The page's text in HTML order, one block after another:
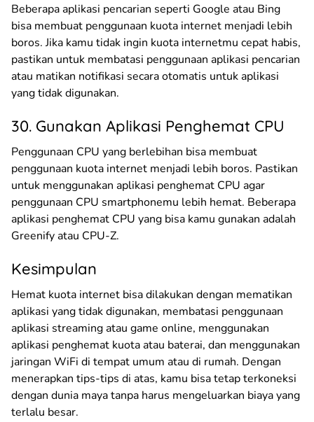
Beberapa aplikasi pencarian seperti Google atau Bing
bisa membuat penggunaan kuota internet menjadi lebih
boros. Jika kamu tidak ingin kuota internetmu cepat habis,
pastikan untuk membatasi penggunaan aplikasi pencarian
atau matikan notifikasi secara otomatis untuk aplikasi
yang tidak digunakan.
30. Gunakan Aplikasi Penghemat CPU
Penggunaan CPU yang berlebihan bisa membuat
penggunaan kuota internet menjadi lebih boros. Pastikan
untuk menggunakan aplikasi penghemat CPU agar
penggunaan CPU smartphonemu lebih hemat. Beberapa
aplikasi penghemat CPU yang bisa kamu gunakan adalah
Greenify atau CPU-Z.
Kesimpulan
Hemat kuota internet bisa dilakukan dengan mematikan
aplikasi yang tidak digunakan, membatasi penggunaan
aplikasi streaming atau game online, menggunakan
aplikasi penghemat kuota atau baterai, dan menggunakan
jaringan WiFi di tempat umum atau di rumah. Dengan
menerapkan tips-tips di atas, kamu bisa tetap terkoneksi
dengan dunia maya tanpa harus mengeluarkan biaya yang
terlalu besar.